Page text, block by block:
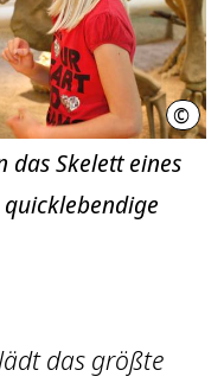
©
das Skelett eines
das größte